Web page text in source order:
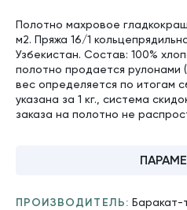
Полотно махровое
м2. Пряжа 16/1
Узбекистан. Состав: 100%
полотно продается рулонами (
вес определяется по итогам
указана за 1 кг., система
заказа на полотно не
ПРОИЗВОДИТЕЛЬ: Баракат-